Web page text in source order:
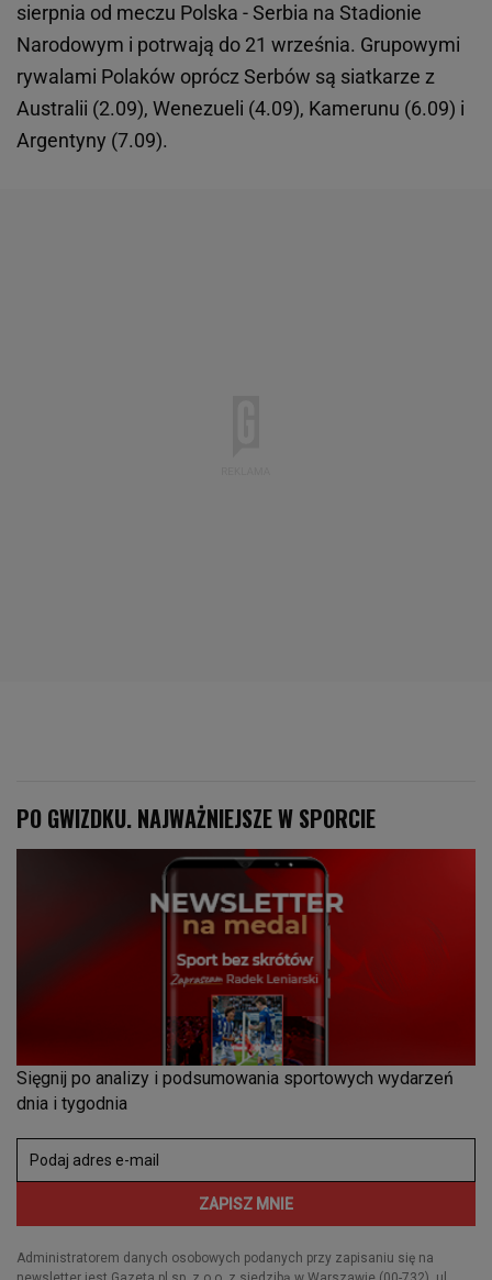
sierpnia od meczu Polska - Serbia na Stadionie
Narodowym i potrwają do 21 września. Grupowymi
rywalami Polaków oprócz Serbów są siatkarze z
Australii (2.09), Wenezueli (4.09), Kamerunu (6.09) i
Argentyny (7.09).